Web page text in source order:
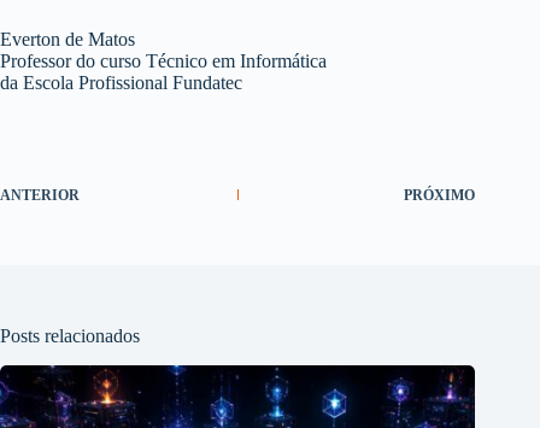
Everton de Matos
Professor do curso Técnico em Informática
da Escola Profissional Fundatec
ANTERIOR PRÓXIMO
Posts relacionados